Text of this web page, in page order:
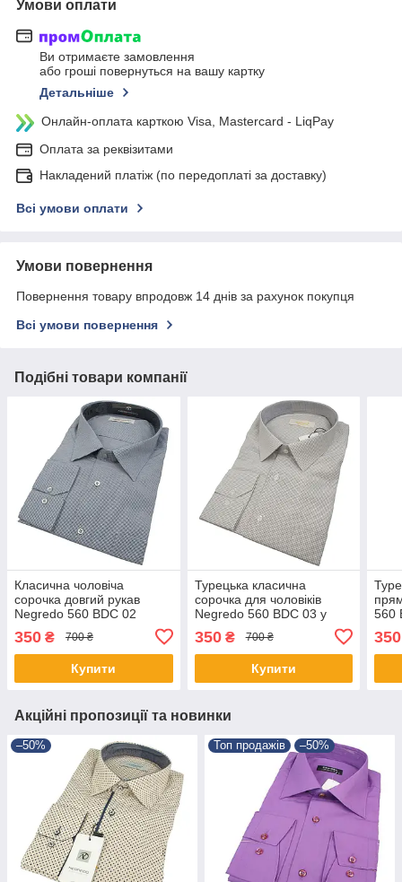
Умови оплати
Ви отримаєте замовлення
або гроші повернуться на вашу картку
Детальніше
Онлайн-оплата карткою Visa, Mastercard - LiqPay
Оплата за реквізитами
Накладений платіж (по передоплаті за доставку)
Всі умови оплати
Умови повернення
Повернення товару впродовж 14 днів за рахунок покупця
Всі умови повернення
Подібні товари компанії
Класична чоловіча
сорочка довгий рукав
Negredo 560 BDC 02
350 ₴ 700 ₴
Купити
Турецька класична
сорочка для чоловіків
Negredo 560 BDC 03 у
350₴ 700 ₴
Купити
560
350
Акційні пропозиції та новинки
–50% Топ продажів –50%